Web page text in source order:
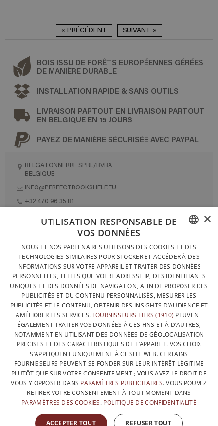
« PRÉCÉDENT SUIVANT »
BOIS ISSU DE FORÊTS EUROPÉENNES GÉRÉES
DE MANIÈRE DURABLE
INSTALLATION RAPIDE & SANS OUTILS
LIVRAISON PARTOUT EN LIVRAISON PARTOUT
EN BELGIQUE EN 15 JOURS
PAYEZ DE MANIÈRE SÉCURISÉE AVEC PAYPAL
BELGATONNERRE SPRL/BVBA
BELGIQUE
INFO@PERFECTBOOKSHELF.EU
+32 470 96 35 81
CONTACTEZ-NOUS
PROTECTION DES DONNÉES
CONDITIONS GÉNÉRALES DE VENTE
SITEMAP
FRENCH
DUTCH
ENGLISH
×
UTILISATION RESPONSABLE DE
VOS DONNÉES
NOUS ET NOS PARTENAIRES UTILISONS DES COOKIES ET DES
TECHNOLOGIES SIMILAIRES POUR STOCKER ET ACCÉDER À DES
INFORMATIONS SUR VOTRE APPAREIL ET TRAITER DES DONNÉES
PERSONNELLES, TELLES QUE VOTRE ADRESSE IP, DES IDENTIFIANTS
UNIQUES ET DES DONNÉES DE NAVIGATION, AFIN DE PROPOSER DES
PUBLICITÉS ET DU CONTENU PERSONNALISÉS, MESURER LES
PUBLICITÉS ET LE CONTENU, OBTENIR DES INSIGHTS D’AUDIENCE ET
AMÉLIORER LES SERVICES. FOURNISSEURS TIERS (1910) PEUVENT
ÉGALEMENT TRAITER VOS DONNÉES À CES FINS ET À D’AUTRES,
NOTAMMENT EN UTILISANT DES DONNÉES DE GÉOLOCALISATION
PRÉCISES ET DES CARACTÉRISTIQUES DE L’APPAREIL. VOS CHOIX
S’APPLIQUENT UNIQUEMENT À CE SITE WEB. CERTAINS
FOURNISSEURS PEUVENT SE FONDER SUR LEUR INTÉRÊT LÉGITIME
PLUTÔT QUE SUR VOTRE CONSENTEMENT ; VOUS AVEZ LE DROIT DE
VOUS Y OPPOSER DANS PARAMÈTRES PUBLICITAIRES. VOUS POUVEZ
RETIRER VOTRE CONSENTEMENT À TOUT MOMENT DANS
PARAMÈTRES DES COOKIES. POLITIQUE DE CONFIDENTIALITÉ
ACCEPTER TOUT REFUSER TOUT